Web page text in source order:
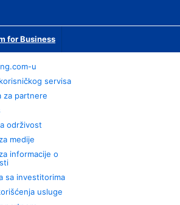
for Business
u
servisa
za partnere
održivost
medije
informacije o
sa investitorima
usluge